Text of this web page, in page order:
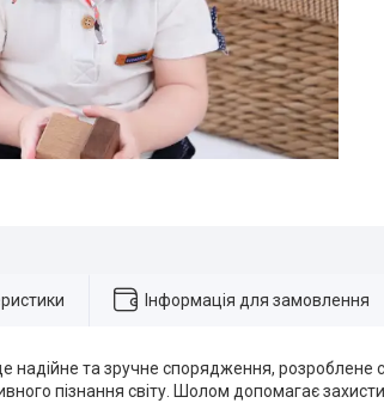
Інформація для замовлення
надійне та зручне спорядження, розроблене
пізнання світу. Шолом допомагає